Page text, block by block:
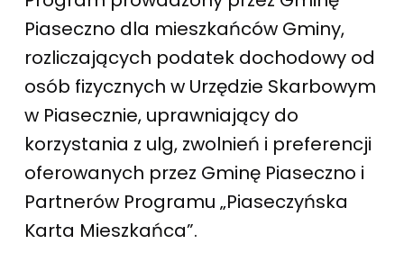
Piaseczno dla mieszkańców Gminy,
rozliczających podatek dochodowy od
osób fizycznych w Urzędzie Skarbowym
w Piasecznie, uprawniający do
korzystania z ulg, zwolnień i preferencji
oferowanych przez Gminę Piaseczno i
Partnerów Programu „Piaseczyńska
Karta Mieszkańca”.